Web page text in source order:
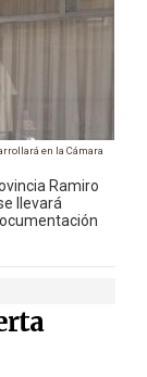
en la Cámara
Ramiro
llevará